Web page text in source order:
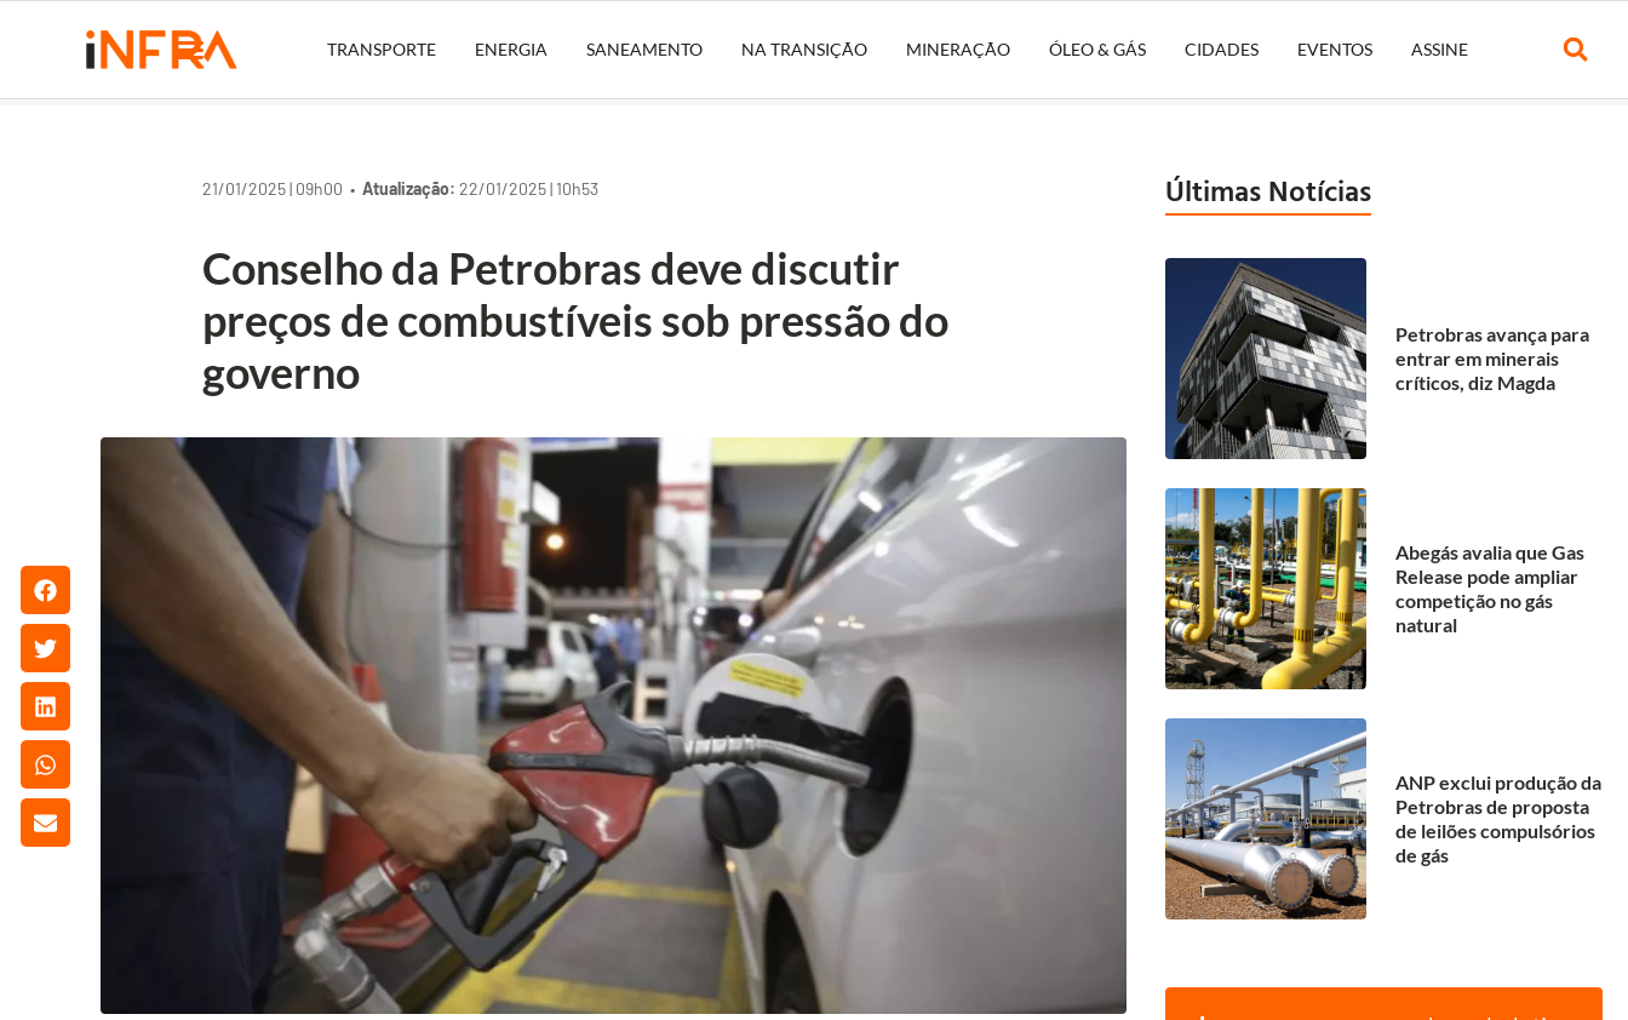
TRANSPORTE ENERGIA SANEAMENTO NA TRANSIÇÃO MINERAÇÃO ÓLEO & GÁS CIDADES EVENTOS ASSINE
21/01/2025 | 09h00 •Atualização: 22/01/2025 | 10h53
Conselho da Petrobras deve discutir
preços de combustíveis sob pressão do
governo
Últimas Notícias
Petrobras avança para
entrar em minerais
críticos, diz Magda
Abegás avalia que Gas
Release pode ampliar
competição no gás
natural
ANP exclui produção da
Petrobras de proposta
de leilões compulsórios
de gás